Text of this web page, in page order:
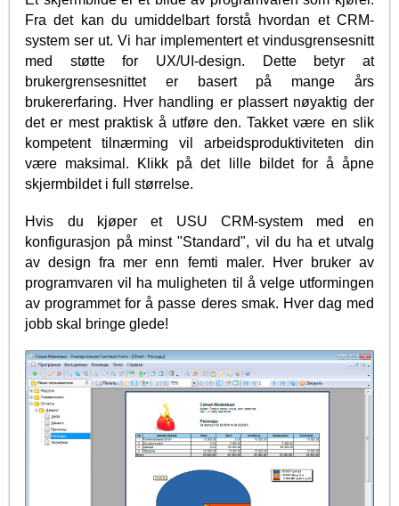
Fra det kan du umiddelbart forstå hvordan et CRM-
system ser ut. Vi har implementert et vindusgrensesnitt
med støtte for UX/UI-design. Dette betyr at
brukergrensesnittet er basert på mange års
brukererfaring. Hver handling er plassert nøyaktig der
det er mest praktisk å utføre den. Takket være en slik
kompetent tilnærming vil arbeidsproduktiviteten din
være maksimal. Klikk på det lille bildet for å åpne
skjermbildet i full størrelse.
Hvis du kjøper et USU CRM-system med en
konfigurasjon på minst "Standard", vil du ha et utvalg
av design fra mer enn femti maler. Hver bruker av
programvaren vil ha muligheten til å velge utformingen
av programmet for å passe deres smak. Hver dag med
jobb skal bringe glede!